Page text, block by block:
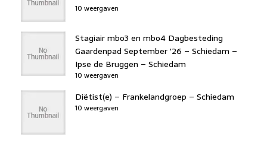
10 weergaven
Stagiair mbo3 en mbo4 Dagbesteding
Gaardenpad September '26 – Schiedam –
Ipse de Bruggen – Schiedam
10 weergaven
Diëtist(e) – Frankelandgroep – Schiedam
10 weergaven